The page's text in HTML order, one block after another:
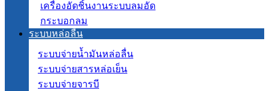
เครื่องอัดชิ้นงานระบบลมอัด
กระบอกลม
ระบบหล่อลื่น
ระบบจ่ายน้ำมันหล่อลื่น
ระบบจ่ายสารหล่อเย็น
ระบบจ่ายจารบี